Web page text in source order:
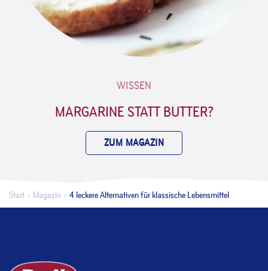
WISSEN
MARGARINE STATT BUTTER?
ZUM MAGAZIN
Start Magazin 4 leckere Alternativen für klassische Lebensmittel